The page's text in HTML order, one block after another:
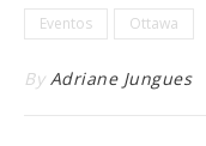
Eventos Ottawa
By Adriane Jungues